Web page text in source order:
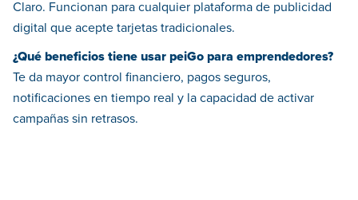
Claro. Funcionan para cualquier plataforma de publicidad
digital que acepte tarjetas tradicionales.
¿Qué beneficios tiene usar peiGo para emprendedores?
Te da mayor control financiero, pagos seguros,
notificaciones en tiempo real y la capacidad de activar
campañas sin retrasos.